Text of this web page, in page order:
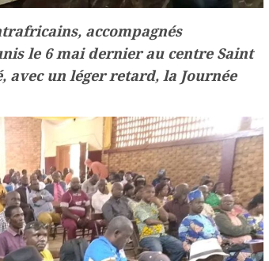
accompagnés
le 6 mai dernier au centre Saint
avec un léger retard, la Journée